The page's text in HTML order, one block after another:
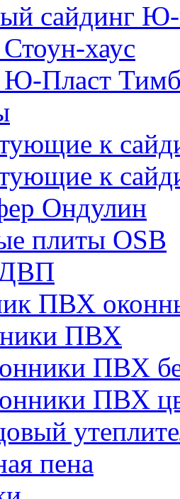
сайдинг Ю-
хаус
Ю-Пласт
к
к
Ондулин
плиты OSB
ПВХ
ПВХ
ПВХ
ПВХ
пена